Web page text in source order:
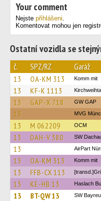
Your comment
Nejste přihlášeni.
Komentovat mohou jen
Ostatní vozidla se
č. SPZ/RZ Garáž
13 OA-KM 313 Komm mit
13 KF-K 1113
13 GAP-X 718 GW GAP
13 MVG
13 M 062209 OCM
13 DAH-V 380 SW
13 AirPart
13 OA-KM 313 Komm mit
13 FFB-CX 113
13 KE-HB 13 Haslach
13 BT-QW 13 SW